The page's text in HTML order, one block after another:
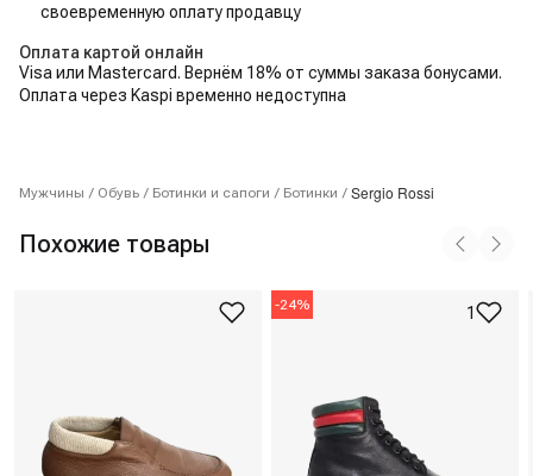
своевременную оплату продавцу
Оплата картой онлайн
Visa или Mastercard. Вернём 18% от суммы заказа бонусами.
Оплата через Kaspi временно недоступна
Мужчины / Обувь / Ботинки и сапоги / Ботинки / Sergio Rossi
Похожие товары
-24% 1